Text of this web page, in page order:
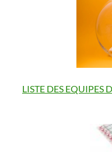
LISTE DES EQUIPES